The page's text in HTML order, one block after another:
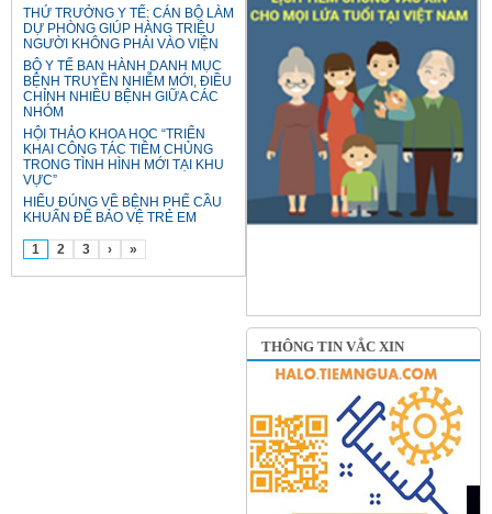
THỨ TRƯỞNG Y TẾ: CÁN BỘ LÀM
DỰ PHÒNG GIÚP HÀNG TRIỆU
NGƯỜI KHÔNG PHẢI VÀO VIỆN
BỘ Y TẾ BAN HÀNH DANH MỤC
BỆNH TRUYỀN NHIỄM MỚI, ĐIỀU
CHỈNH NHIỀU BỆNH GIỮA CÁC
NHÓM
HỘI THẢO KHOA HỌC “TRIỂN
KHAI CÔNG TÁC TIÊM CHỦNG
TRONG TÌNH HÌNH MỚI TẠI KHU
VỰC”
HIỂU ĐÚNG VỀ BỆNH PHẾ CẦU
KHUẨN ĐỂ BẢO VỆ TRẺ EM
1 2 3 › »
THÔNG TIN VẮC XIN